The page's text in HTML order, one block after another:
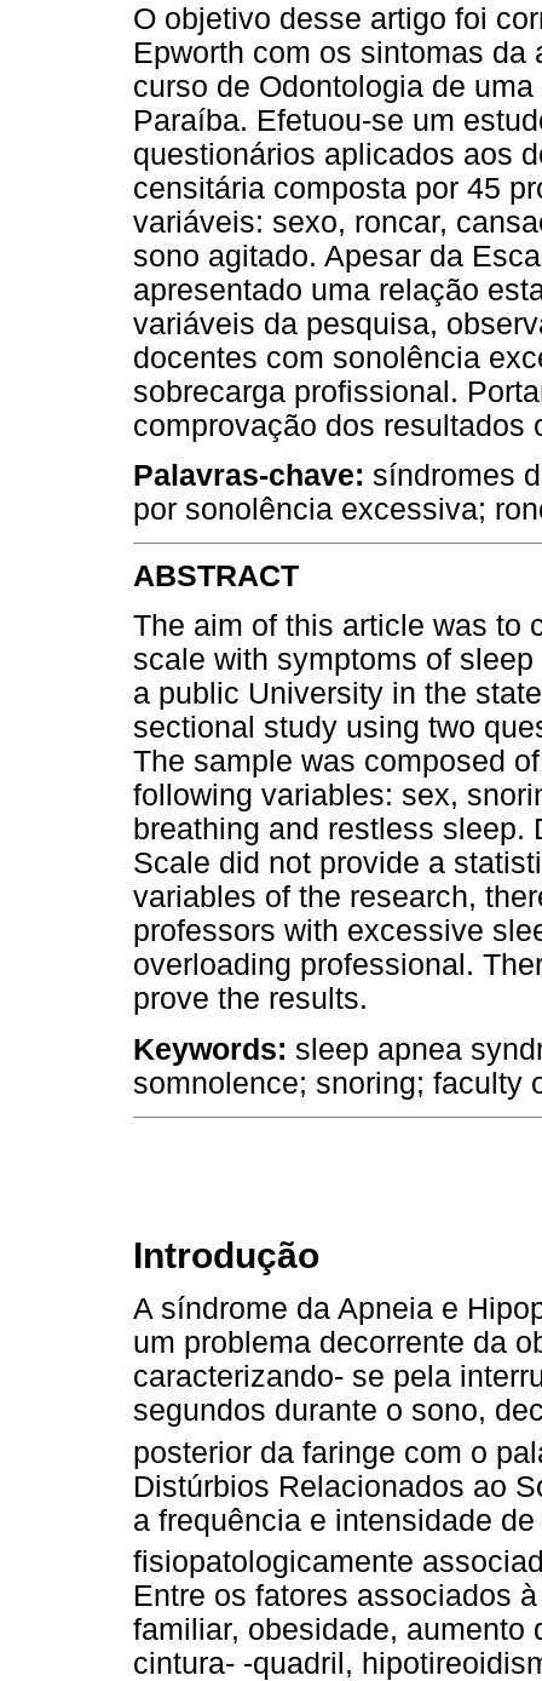
O objetivo desse artigo foi
Epworth com os sintomas
curso de Odontologia de
Paraíba. Efetuou-se um
questionários aplicados aos
censitária composta por 45
variáveis: sexo, roncar,
sono agitado. Apesar da
apresentado uma relação
variáveis da pesquisa,
docentes com sonolência
sobrecarga profissional.
comprovação dos resultados
Palavras-chave: síndromes
por sonolência excessiva;
ABSTRACT
The aim of this article was to
scale with symptoms of
a public University in the
sectional study using two
The sample was composed
following variables: sex,
breathing and restless sleep.
Scale did not provide a
variables of the research,
professors with excessive
overloading professional.
prove the results.
Keywords: sleep apnea
somnolence; snoring; faculty
Introdução
A síndrome da Apneia e
um problema decorrente da
caracterizando- se pela
segundos durante o sono,
posterior da faringe com o
Distúrbios Relacionados ao
a frequência e intensidade
fisiopatologicamente
Entre os fatores associados
familiar, obesidade, aumento
cintura- -quadril,